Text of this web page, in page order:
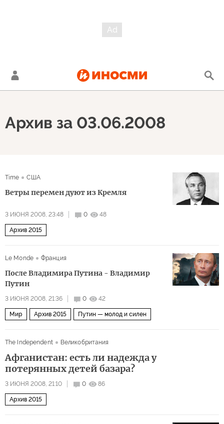
Архив за 03.06.2008
Time США
Ветры перемен дуют из Кремля
3 ИЮНЯ 2008, 23:48 0 48
Архив 2015
Le Monde Франция
После Владимира Путина - Владимир
Путин
3 ИЮНЯ 2008, 21:36 0 42
Мир Архив 2015 Путин — молод и силен
The Independent Великобритания
Афганистан: есть ли надежда у
потерянных детей базара?
3 ИЮНЯ 2008, 21:10 0 86
Архив 2015